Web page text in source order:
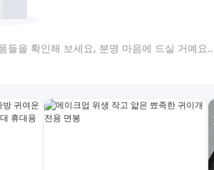
들을 확인해 보세요, 분명 마음에 드실 거예요